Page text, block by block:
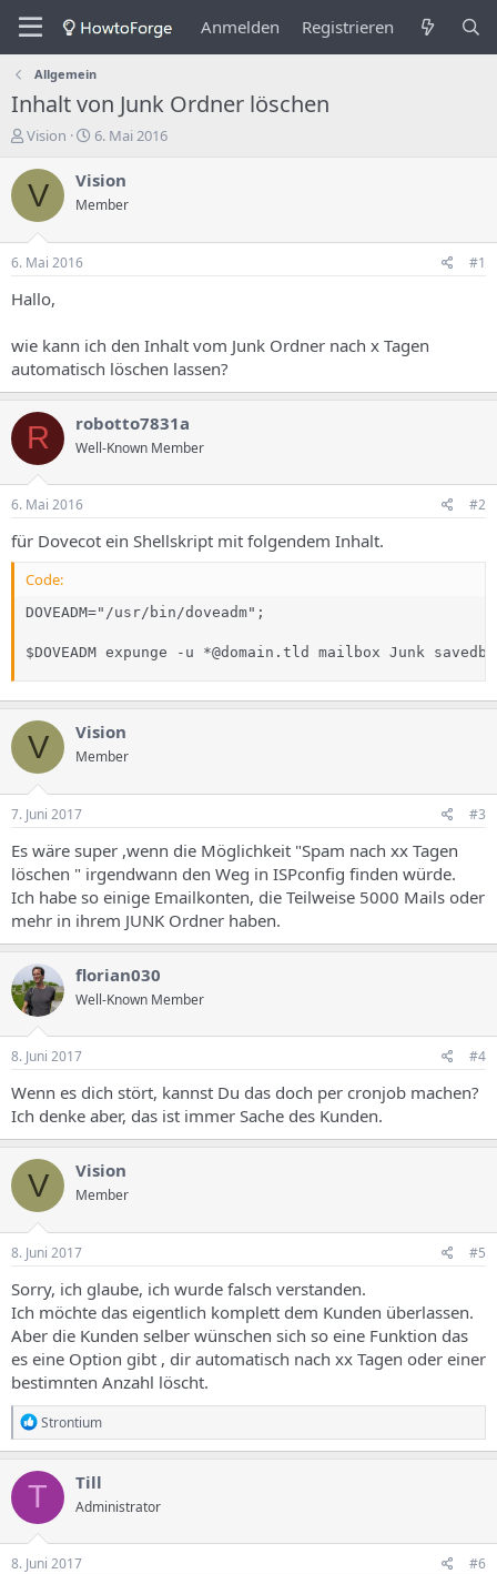
Anmelden Registrieren
Allgemein
Inhalt von Junk Ordner löschen
E
s
t
e
l
e
r
s
T
h
e
m
a
Vision
E
s
e
d
a
t
u
m
6. Mai 2016
V Vision
Member
6. Mai 2016 #1
Hallo,
wie kann ich den Inhalt vom Junk Ordner nach x Tagen
automatisch löschen lassen?
R robotto7831a
Well-Known Member
6. Mai 2016 #2
für Dovecot ein Shellskript mit folgendem Inhalt.
Code:
DOVEADM="/usr/bin/doveadm";
$DOVEADM expunge -u *@domain.tld mailbox Junk
V Vision
Member
7. Juni 2017 #3
Es wäre super ,wenn die Möglichkeit "Spam nach xx Tagen
löschen " irgendwann den Weg in ISPconfig finden würde.
Ich habe so einige Emailkonten, die Teilweise 5000 Mails oder
mehr in ihrem JUNK Ordner haben.
florian030
Well-Known Member
8. Juni 2017 #4
Wenn es dich stört, kannst Du das doch per cronjob machen?
Ich denke aber, das ist immer Sache des Kunden.
V Vision
Member
8. Juni 2017 #5
Sorry, ich glaube, ich wurde falsch verstanden.
Ich möchte das eigentlich komplett dem Kunden überlassen.
Aber die Kunden selber wünschen sich so eine Funktion das
es eine Option gibt , dir automatisch nach xx Tagen oder einer
bestimnten Anzahl löscht.
R
e
a
k
t
o
n
e
Strontium
T Till
Administrator
8. Juni 2017 #6